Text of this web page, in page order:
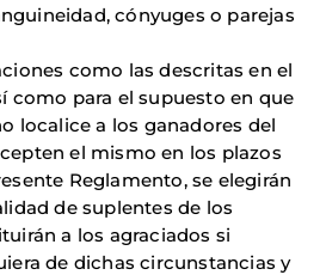
cónyuges o parejas
como las descritas en el
como para el supuesto en que
localice a los ganadores del
el mismo en los plazos
Reglamento, se elegirán
de suplentes de los
a los agraciados si
de dichas circunstancias y